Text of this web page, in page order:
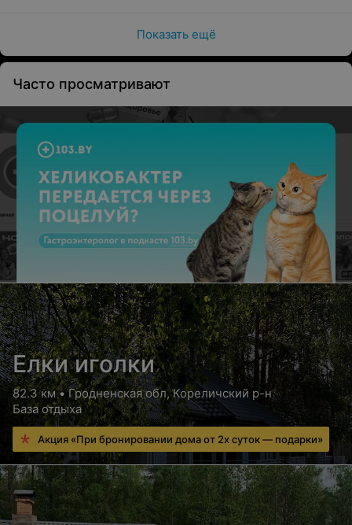
Показать ещё
Часто просматривают
Елки иголки
82.3 км • Гродненская обл, Кореличский р-н
База отдыха
Акция «При бронировании дома от 2х суток — подарки»